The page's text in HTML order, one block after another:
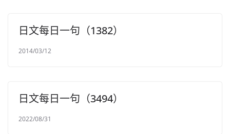
日文每日一句（1382）
2014/03/12
日文每日一句（3494）
2022/08/31